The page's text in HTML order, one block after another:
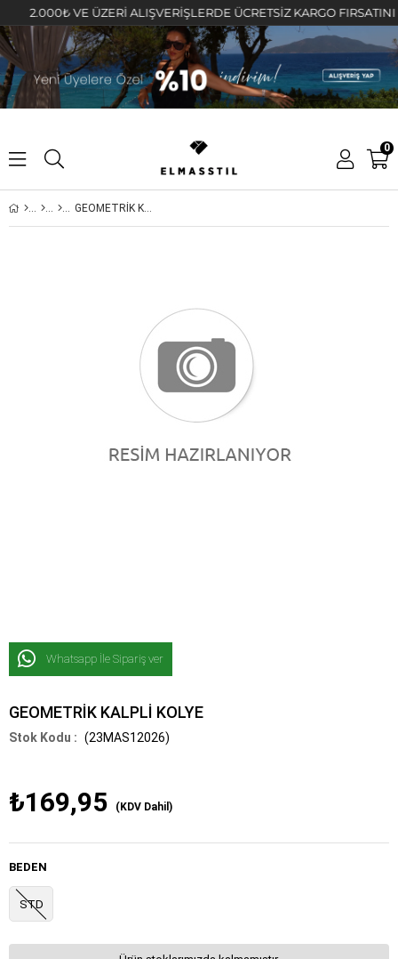
2.000₺ VE ÜZERİ ALIŞVERİŞLERDE ÜCRETSİZ KARGO FIRSATINI
0
GEOMETRİK KALPLİ KOLYE
Whatsapp İle Sipariş ver
GEOMETRİK KALPLİ KOLYE
(23MAS12026)
₺169,95 (KDV Dahil)
BEDEN
STD